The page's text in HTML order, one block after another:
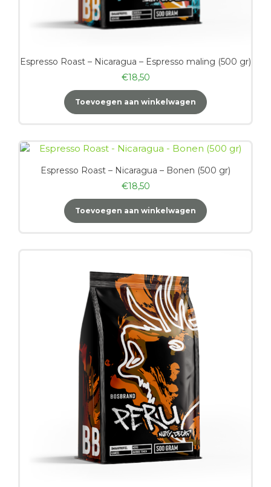
Espresso Roast – Nicaragua – Espresso maling (500 gr)
€18,50
Toevoegen aan winkelwagen
Espresso Roast – Nicaragua – Bonen (500 gr)
€18,50
Toevoegen aan winkelwagen